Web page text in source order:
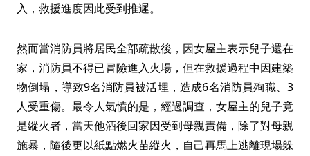
入，救援進度因此受到推遲。
然而當消防員將居民全部疏散後，因女屋主表示兒子還在
家，消防員不得已冒險進入火場，但在救援過程中因建築
物倒塌，導致9名消防員被活埋，造成6名消防員殉職、3
人受重傷。最令人氣憤的是，經過調查，女屋主的兒子竟
是縱火者，當天他酒後回家因受到母親責備，除了對母親
施暴，隨後更以紙點燃火苗縱火，自己再馬上逃離現場躲